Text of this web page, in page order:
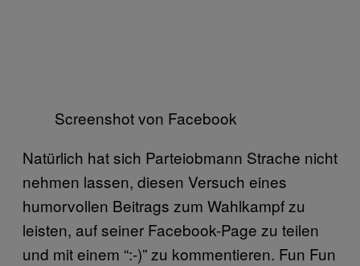
Screenshot von Facebook
Natürlich hat sich Parteiobmann Strache nicht
nehmen lassen, diesen Versuch eines
humorvollen Beitrags zum Wahlkampf zu
leisten, auf seiner Facebook-Page zu teilen
und mit einem “:-)” zu kommentieren. Fun Fun